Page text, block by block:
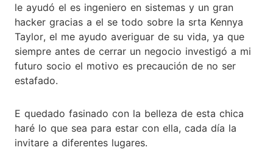
le ayudó el es ingeniero en sistemas y un gran
hacker gracias a el se todo sobre la srta Kennya
Taylor, el me ayudo averiguar de su vida, ya que
siempre antes de cerrar un negocio investigó a mi
futuro socio el motivo es precaución de no ser
estafado.
E quedado fasinado con la belleza de esta chica
haré lo que sea para estar con ella, cada día la
invitare a diferentes lugares.